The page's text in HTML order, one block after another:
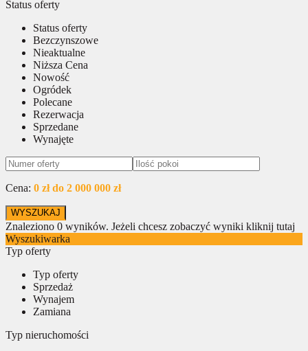
Status oferty
Status oferty
Bezczynszowe
Nieaktualne
Niższa Cena
Nowość
Ogródek
Polecane
Rezerwacja
Sprzedane
Wynajęte
Cena: 0 zł do 2 000 000 zł
Znaleziono 0 wyników. Jeżeli chcesz zobaczyć wyniki kliknij tutaj
Wyszukiwarka
Typ oferty
Typ oferty
Sprzedaż
Wynajem
Zamiana
Typ nieruchomości